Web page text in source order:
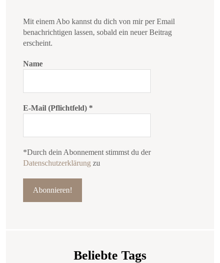
Mit einem Abo kannst du dich von mir per Email
benachrichtigen lassen, sobald ein neuer Beitrag
erscheint.
Name
E-Mail (Pflichtfeld) *
*Durch dein Abonnement stimmst du der
Datenschutzerklärung zu
Beliebte Tags